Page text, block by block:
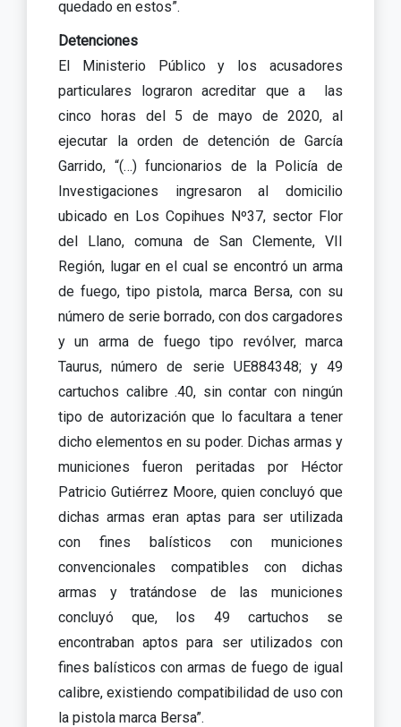
quedado en estos”.
Detenciones
El Ministerio Público y los acusadores
particulares lograron acreditar que a las
cinco horas del 5 de mayo de 2020, al
ejecutar la orden de detención de García
Garrido, “(…) funcionarios de la Policía de
Investigaciones ingresaron al domicilio
ubicado en Los Copihues Nº37, sector Flor
del Llano, comuna de San Clemente, VII
Región, lugar en el cual se encontró un arma
de fuego, tipo pistola, marca Bersa, con su
número de serie borrado, con dos cargadores
y un arma de fuego tipo revólver, marca
Taurus, número de serie UE884348; y 49
cartuchos calibre .40, sin contar con ningún
tipo de autorización que lo facultara a tener
dicho elementos en su poder. Dichas armas y
municiones fueron peritadas por Héctor
Patricio Gutiérrez Moore, quien concluyó que
dichas armas eran aptas para ser utilizada
con fines balísticos con municiones
convencionales compatibles con dichas
armas y tratándose de las municiones
concluyó que, los 49 cartuchos se
encontraban aptos para ser utilizados con
fines balísticos con armas de fuego de igual
calibre, existiendo compatibilidad de uso con
la pistola marca Bersa”.